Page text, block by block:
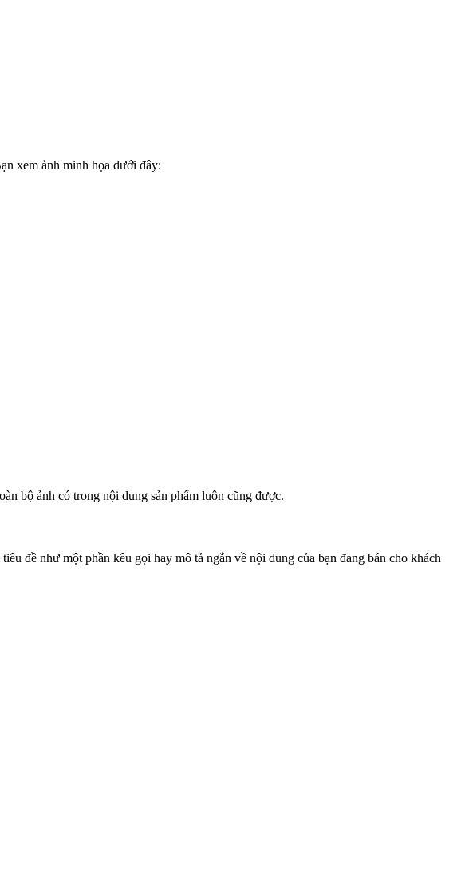
xem ảnh minh họa dưới đây:
bộ ảnh có trong nội dung sản phẩm luôn cũng được.
đề như một phần kêu gọi hay mô tả ngắn về nội dung của bạn đang bán cho khách